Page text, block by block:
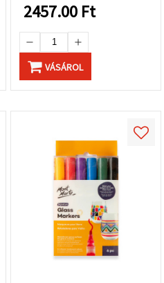
2457.00 Ft
VÁSÁROL